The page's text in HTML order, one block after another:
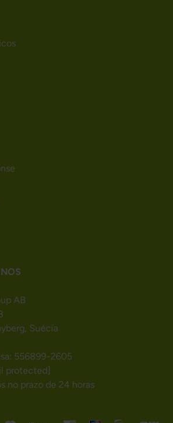
AB
Suécia
556899-2605
protected]
no prazo de 24 horas